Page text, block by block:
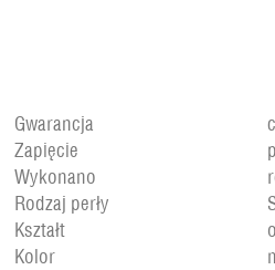
Gwarancja
Zapięcie
Wykonano
Rodzaj perły
Kształt
Kolor